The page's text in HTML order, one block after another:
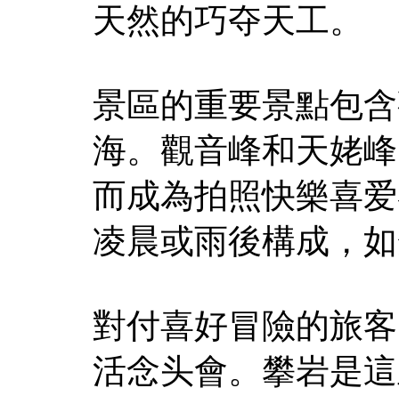
天然的巧夺天工。
景區的重要景點包
海。觀音峰和天姥
而成為拍照快樂喜
凌晨或雨後構成，
對付喜好冒險的旅
活念头會。攀岩是